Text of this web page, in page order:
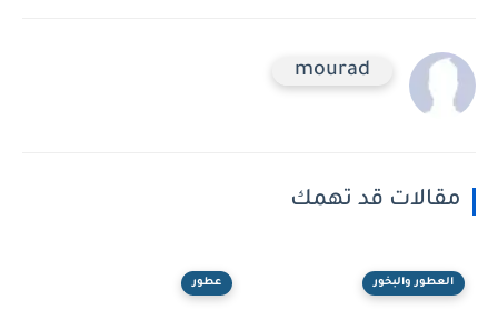
mourad
مقالات قد تهمك
العطور والبخور عطور